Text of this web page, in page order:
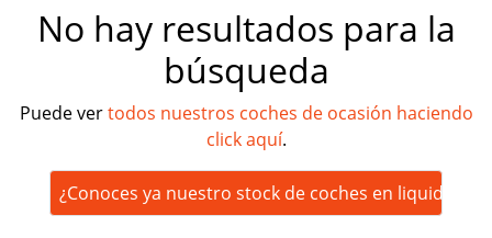
No hay resultados para la
búsqueda
Puede vertodos nuestros coches de ocasión haciendo
click aquí.
¿Conoces ya nuestro stock de coches en